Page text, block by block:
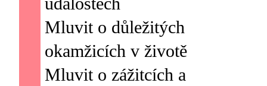
Mluvit o důležitých
okamžicích v životě
Mluvit o zážitcích a